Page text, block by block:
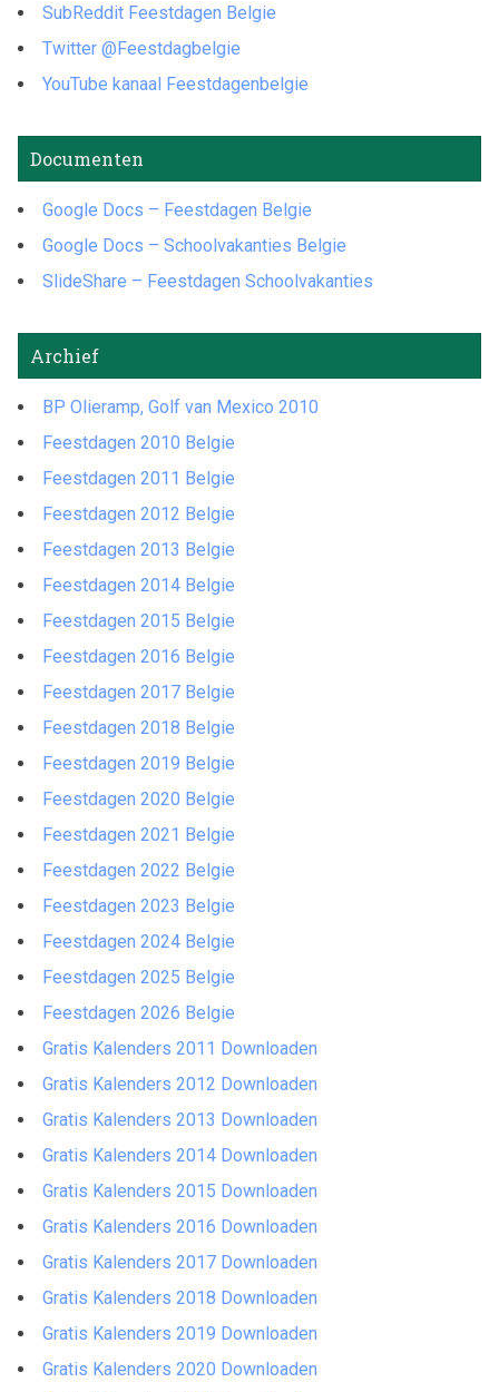
SubReddit Feestdagen Belgie
Twitter @Feestdagbelgie
YouTube kanaal Feestdagenbelgie
Documenten
Google Docs – Feestdagen Belgie
Google Docs – Schoolvakanties Belgie
SlideShare – Feestdagen Schoolvakanties
Archief
BP Olieramp, Golf van Mexico 2010
Feestdagen 2010 Belgie
Feestdagen 2011 Belgie
Feestdagen 2012 Belgie
Feestdagen 2013 Belgie
Feestdagen 2014 Belgie
Feestdagen 2015 Belgie
Feestdagen 2016 Belgie
Feestdagen 2017 Belgie
Feestdagen 2018 Belgie
Feestdagen 2019 Belgie
Feestdagen 2020 Belgie
Feestdagen 2021 Belgie
Feestdagen 2022 Belgie
Feestdagen 2023 Belgie
Feestdagen 2024 Belgie
Feestdagen 2025 Belgie
Feestdagen 2026 Belgie
Gratis Kalenders 2011 Downloaden
Gratis Kalenders 2012 Downloaden
Gratis Kalenders 2013 Downloaden
Gratis Kalenders 2014 Downloaden
Gratis Kalenders 2015 Downloaden
Gratis Kalenders 2016 Downloaden
Gratis Kalenders 2017 Downloaden
Gratis Kalenders 2018 Downloaden
Gratis Kalenders 2019 Downloaden
Gratis Kalenders 2020 Downloaden